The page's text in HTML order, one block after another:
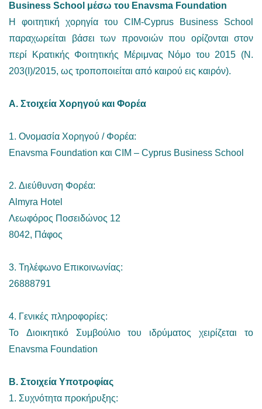
Business School μέσω του Enavsma Foundation
Η φοιτητική χορηγία του CIM-Cyprus Business School
παραχωρείται βάσει των προνοιών που ορίζονται στον
περί Κρατικής Φοιτητικής Μέριμνας Νόμο του 2015 (Ν.
203(Ι)/2015, ως τροποποιείται από καιρού εις καιρόν).
Α. Στοιχεία Χορηγού και Φορέα
1. Ονομασία Χορηγού / Φορέα:
Enavsma Foundation και CIM – Cyprus Business School
2. Διεύθυνση Φορέα:
Almyra Hotel
Λεωφόρος Ποσειδώνος 12
8042, Πάφος
3. Τηλέφωνο Επικοινωνίας:
26888791
4. Γενικές πληροφορίες:
To Διοικητικό Συμβούλιο του ιδρύματος χειρίζεται το
Enavsma Foundation
Β. Στοιχεία Υποτροφίας
1. Συχνότητα προκήρυξης: